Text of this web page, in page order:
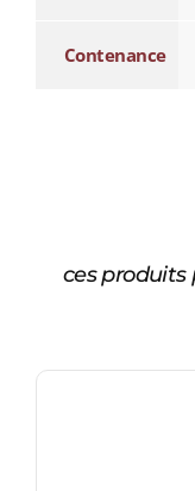
Contenance
ces